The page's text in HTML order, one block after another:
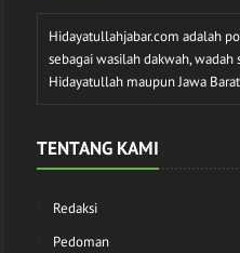
Hidayatullahjabar.com adalah
sebagai wasilah dakwah,
Hidayatullah maupun Jawa
TENTANG KAMI
Redaksi
Pedoman